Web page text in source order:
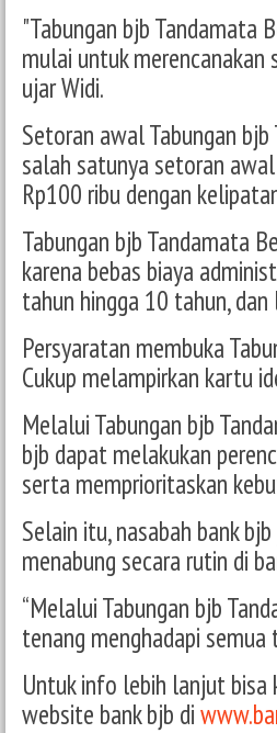
"Tabungan bjb Tandamata
mulai untuk merencanakan
ujar Widi.
Setoran awal Tabungan
salah satunya setoran
Rp100 ribu dengan
Tabungan bjb Tandamata
karena bebas biaya
tahun hingga 10 tahun, dan
Persyaratan membuka
Cukup melampirkan kartu
Melalui Tabungan bjb
bjb dapat melakukan
serta memprioritaskan
Selain itu, nasabah bank
menabung secara rutin di
“Melalui Tabungan bjb
tenang menghadapi semua
Untuk info lebih lanjut bisa
website bank bjb di